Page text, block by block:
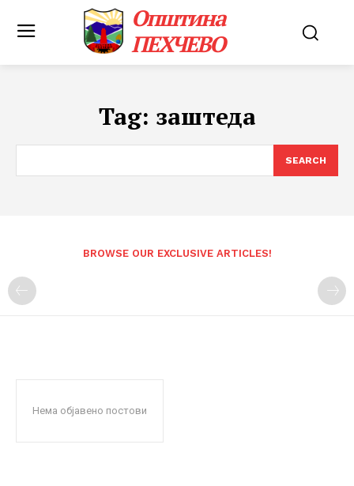
Општина
ПЕХЧЕВО
Tag: заштеда
SEARCH
BROWSE OUR EXCLUSIVE ARTICLES!
Нема објавено постови